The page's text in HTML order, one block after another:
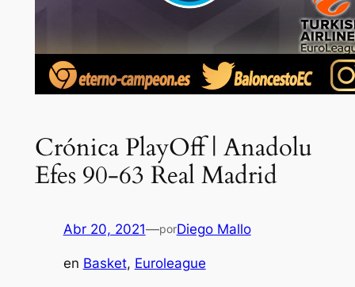
Crónica PlayOff | Anadolu
Efes 90-63 Real Madrid
Abr 20, 2021—porDiego Mallo
en Basket, Euroleague